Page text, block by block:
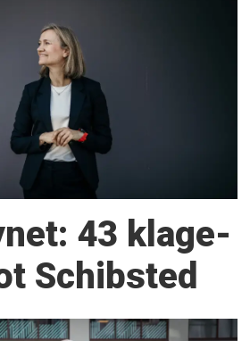
43 klage­
Schibsted